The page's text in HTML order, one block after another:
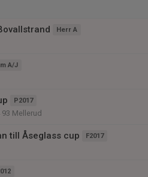
Herr A
A/J
P2017
Mellerud
till Åseglass cup F2017